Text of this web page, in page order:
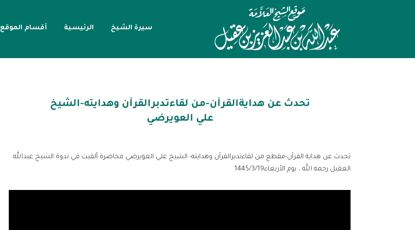
سيرة الشيخ الرئيسية أقسام الموقع
تحدث عن هدايةالقرآن-من لقاءتدبرالقرآن وهدايته-الشيخ
علي العويرضي
تحدث عن هداية القرآن-مقطع من لقاءتدبرالقرآن وهدايته- الشيخ علي العويرضي محاضرة ألقيت في ندوة الشيخ عبدالله
العقيل رحمه الله ، يوم الأربعاء1445/3/19